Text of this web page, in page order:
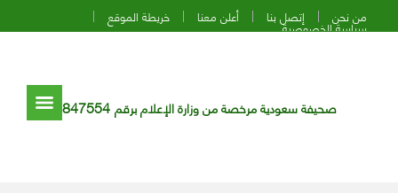
من نحن إتصل بنا أعلن معنا خريطة الموقع
سياسة الخصوصية
صحيفة سعودية مرخصة من وزارة الإعلام برقم 847554